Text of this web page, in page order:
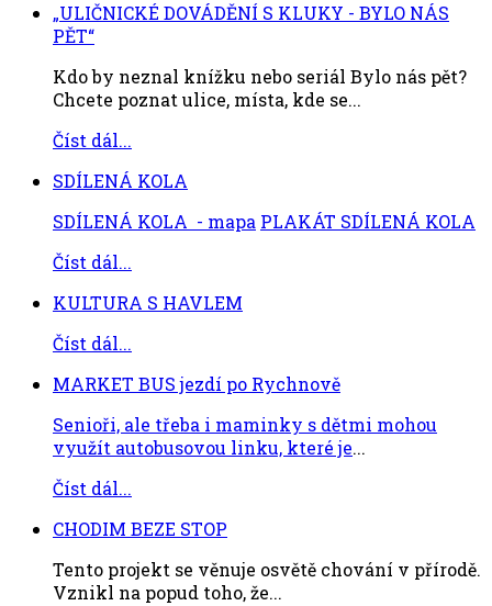
„ULIČNICKÉ DOVÁDĚNÍ S KLUKY - BYLO NÁS
PĚT“
Kdo by neznal knížku nebo seriál Bylo nás pět?
Chcete poznat ulice, místa, kde se...
Číst dál...
SDÍLENÁ KOLA
SDÍLENÁ KOLA - mapa PLAKÁT SDÍLENÁ KOLA
Číst dál...
KULTURA S HAVLEM
Číst dál...
MARKET BUS jezdí po Rychnově
Senioři, ale třeba i maminky s dětmi mohou
využít autobusovou linku, které je...
Číst dál...
CHODIM BEZE STOP
Tento projekt se věnuje osvětě chování v přírodě.
Vznikl na popud toho, že...